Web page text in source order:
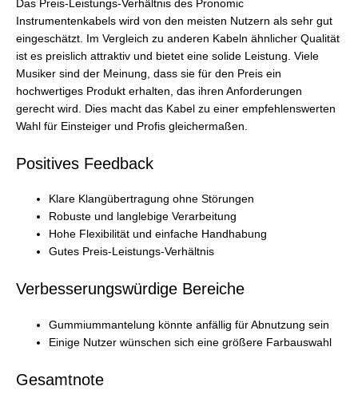
Das Preis-Leistungs-Verhältnis des Pronomic
Instrumentenkabels wird von den meisten Nutzern als sehr gut
eingeschätzt. Im Vergleich zu anderen Kabeln ähnlicher Qualität
ist es preislich attraktiv und bietet eine solide Leistung. Viele
Musiker sind der Meinung, dass sie für den Preis ein
hochwertiges Produkt erhalten, das ihren Anforderungen
gerecht wird. Dies macht das Kabel zu einer empfehlenswerten
Wahl für Einsteiger und Profis gleichermaßen.
Positives Feedback
Klare Klangübertragung ohne Störungen
Robuste und langlebige Verarbeitung
Hohe Flexibilität und einfache Handhabung
Gutes Preis-Leistungs-Verhältnis
Verbesserungswürdige Bereiche
Gummiummantelung könnte anfällig für Abnutzung sein
Einige Nutzer wünschen sich eine größere Farbauswahl
Gesamtnote